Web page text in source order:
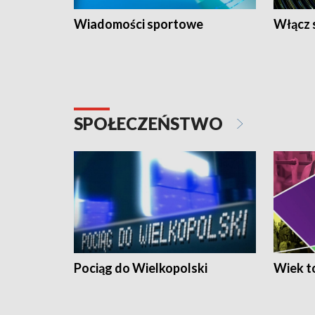
Wiadomości sportowe
SPOŁECZEŃSTWO
Pociąg do Wielkopolski Wiek